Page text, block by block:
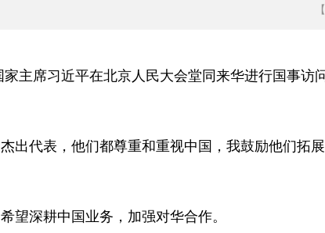
家主席习近平在北京人民大会堂同来华进行国事
出代表，他们都尊重和重视中国，我鼓励他们拓
望深耕中国业务，加强对华合作。